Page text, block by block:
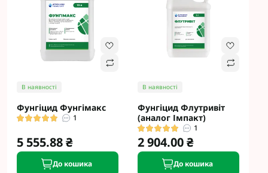
В наявності
Фунгіцид Фунгімакс
1
5 555.88 ₴
До кошика
В наявності
Фунгіцид Флутривіт
(аналог Імпакт)
1
2 904.00 ₴
До кошика